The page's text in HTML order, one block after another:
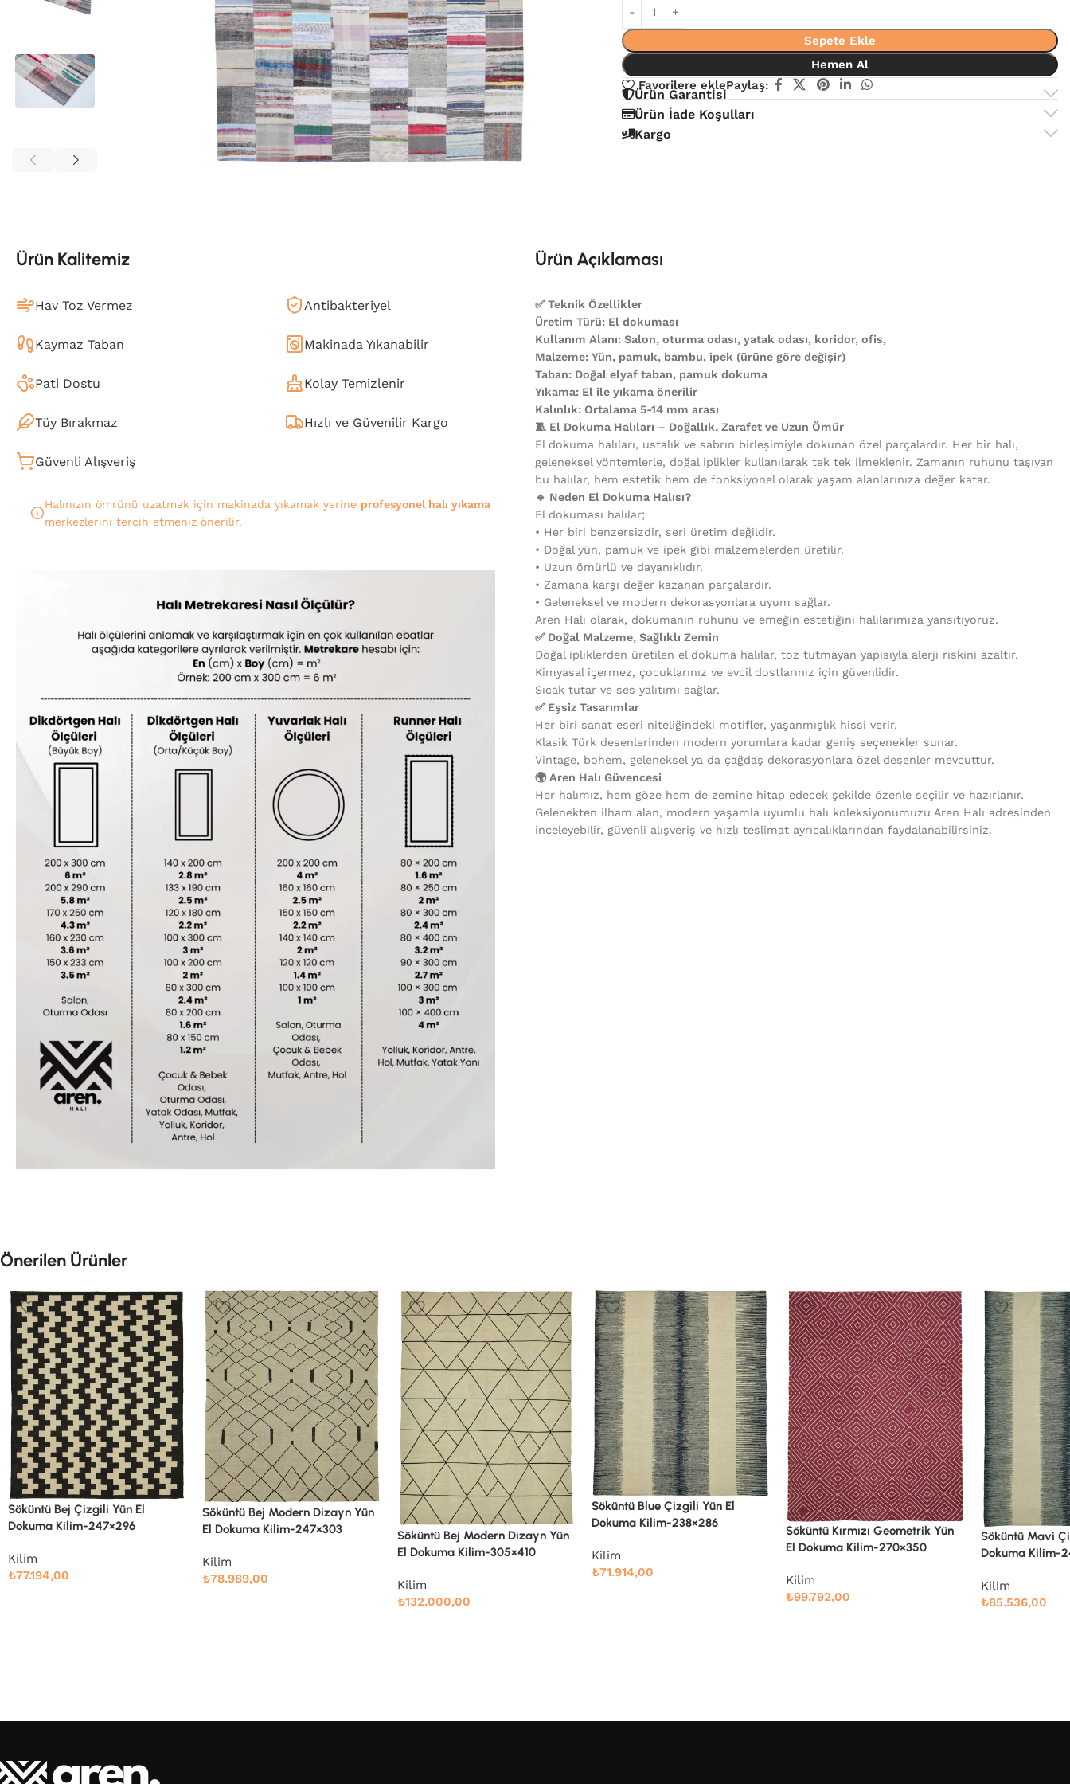
Sepete Ekle
Hemen Al
Favorilere eklePaylaş:
Ürün Garantisi
Ürün İade Koşulları
Kargo
Ürün Kalitemiz
Hav Toz Vermez Antibakteriyel
Kaymaz Taban Makinada Yıkanabilir
Pati Dostu Kolay Temizlenir
Tüy Bırakmaz Hızlı ve Güvenilir Kargo
Güvenli Alışveriş
Halınızın ömrünü uzatmak için makinada yıkamak yerine profesyonel halı yıkama
merkezlerini tercih etmeniz önerilir.
Ürün Açıklaması
✅ Teknik Özellikler
Üretim Türü: El dokuması
Kullanım Alanı: Salon, oturma odası, yatak odası, koridor, ofis,
Malzeme: Yün, pamuk, bambu, ipek (ürüne göre değişir)
Taban: Doğal elyaf taban, pamuk dokuma
Yıkama: El ile yıkama önerilir
Kalınlık: Ortalama 5-14 mm arası
🧵 El Dokuma Halıları – Doğallık, Zarafet ve Uzun Ömür
El dokuma halıları, ustalık ve sabrın birleşimiyle dokunan özel parçalardır. Her bir halı,
geleneksel yöntemlerle, doğal iplikler kullanılarak tek tek ilmeklenir. Zamanın ruhunu taşıyan
bu halılar, hem estetik hem de fonksiyonel olarak yaşam alanlarınıza değer katar.
🔹 Neden El Dokuma Halısı?
El dokuması halılar;
•⁠ ⁠Her biri benzersizdir, seri üretim değildir.
•⁠ ⁠Doğal yün, pamuk ve ipek gibi malzemelerden üretilir.
•⁠ ⁠Uzun ömürlü ve dayanıklıdır.
•⁠ ⁠Zamana karşı değer kazanan parçalardır.
•⁠ ⁠Geleneksel ve modern dekorasyonlara uyum sağlar.
Aren Halı olarak, dokumanın ruhunu ve emeğin estetiğini halılarımıza yansıtıyoruz.
✅ Doğal Malzeme, Sağlıklı Zemin
Doğal ipliklerden üretilen el dokuma halılar, toz tutmayan yapısıyla alerji riskini azaltır.
Kimyasal içermez, çocuklarınız ve evcil dostlarınız için güvenlidir.
Sıcak tutar ve ses yalıtımı sağlar.
✅ Eşsiz Tasarımlar
Her biri sanat eseri niteliğindeki motifler, yaşanmışlık hissi verir.
Klasik Türk desenlerinden modern yorumlara kadar geniş seçenekler sunar.
Vintage, bohem, geleneksel ya da çağdaş dekorasyonlara özel desenler mevcuttur.
🌍 Aren Halı Güvencesi
Her halımız, hem göze hem de zemine hitap edecek şekilde özenle seçilir ve hazırlanır.
Gelenekten ilham alan, modern yaşamla uyumlu halı koleksiyonumuzu Aren Halı adresinden
inceleyebilir, güvenli alışveriş ve hızlı teslimat ayrıcalıklarından faydalanabilirsiniz.
Önerilen Ürünler
Söküntü Bej Modern Dizayn Yün
El Dokuma Kilim-247×303
Kilim
₺78.989,00
Söküntü Bej Modern Dizayn Yün
Kilim
Söküntü Blue Çizgili Yün El
Dokuma Kilim-238×286
Kilim
Söküntü Kırmızı Geometrik Yün
El Dokuma Kilim-270×350
Kilim
Söküntü Mavi Çizgili Yün El
Dokuma Kilim-247×328
Kilim
₺85.536,00
Söküntü Mavi
Dokuma Kilim-
Kilim
₺94.723,00